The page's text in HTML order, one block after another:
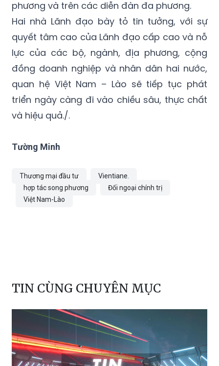
phương và trên các diễn đàn đa phương.
Hai nhà Lãnh đạo bày tỏ tin tưởng, với sự
quyết tâm cao của Lãnh đạo cấp cao và nỗ
lực của các bộ, ngành, địa phương, cộng
đồng doanh nghiệp và nhân dân hai nước,
quan hệ Việt Nam – Lào sẽ tiếp tục phát
triển ngày càng đi vào chiều sâu, thực chất
và hiệu quả./.
Tường Minh
Thương mại đầu tư
Vientiane.
hợp tác song phương
Đối ngoại chính trị
Việt Nam-Lào
TIN CÙNG CHUYÊN MỤC